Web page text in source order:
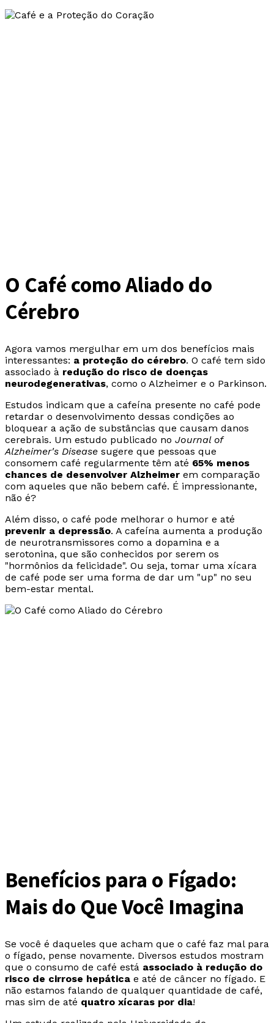
O Café como Aliado do
Cérebro
Agora vamos mergulhar em um dos benefícios mais
interessantes: a proteção do cérebro. O café tem sido
associado à redução do risco de doenças
neurodegenerativas, como o Alzheimer e o Parkinson.
Estudos indicam que a cafeína presente no café pode
retardar o desenvolvimento dessas condições ao
bloquear a ação de substâncias que causam danos
cerebrais. Um estudo publicado no Journal of
Alzheimer's Disease sugere que pessoas que
consomem café regularmente têm até 65% menos
chances de desenvolver Alzheimer em comparação
com aqueles que não bebem café. É impressionante,
não é?
Além disso, o café pode melhorar o humor e até
prevenir a depressão. A cafeína aumenta a produção
de neurotransmissores como a dopamina e a
serotonina, que são conhecidos por serem os
"hormônios da felicidade". Ou seja, tomar uma xícara
de café pode ser uma forma de dar um "up" no seu
bem-estar mental.
Benefícios para o Fígado:
Mais do Que Você Imagina
Se você é daqueles que acham que o café faz mal para
o fígado, pense novamente. Diversos estudos mostram
que o consumo de café está associado à redução do
risco de cirrose hepática e até de câncer no fígado. E
não estamos falando de qualquer quantidade de café,
mas sim de até quatro xícaras por dia!